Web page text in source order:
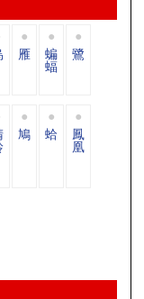
雁 蝙
蝠
鷺
鳩 蛤 鳳
凰